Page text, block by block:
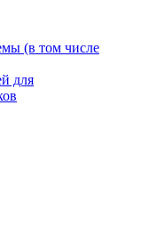
(в том числе
для